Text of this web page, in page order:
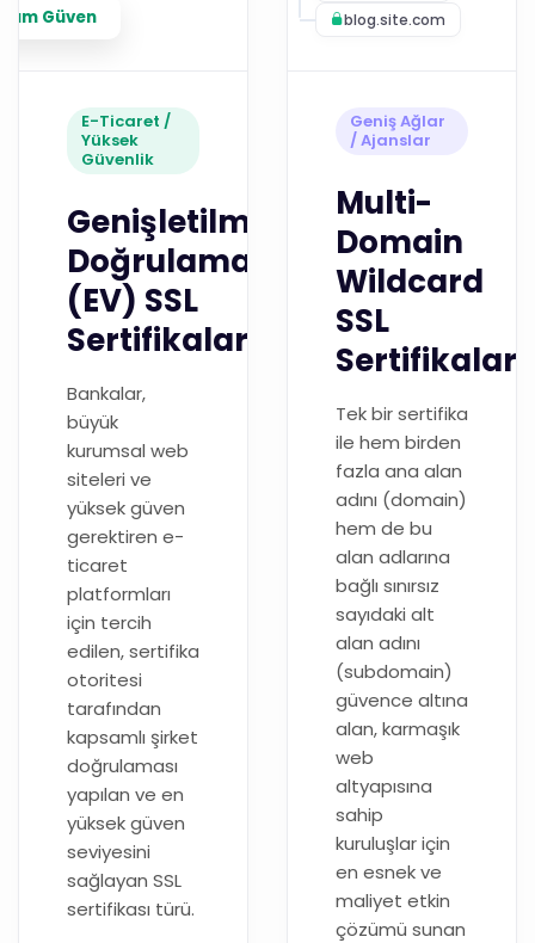
Güven
E-Ticaret /
Yüksek
Güvenlik
Genişletilmiş
Doğrulamalı
(EV) SSL
Sertifikaları
Bankalar,
büyük
kurumsal web
siteleri ve
yüksek güven
gerektiren e-
ticaret
platformları
için tercih
edilen, sertifika
otoritesi
tarafından
kapsamlı şirket
doğrulaması
yapılan ve en
yüksek güven
seviyesini
sağlayan SSL
sertifikası türü.
blog.site.com
Geniş Ağlar
/ Ajanslar
Multi-
Domain
Wildcard
SSL
Sertifikaları
Tek bir sertifika
ile hem birden
fazla ana alan
adını (domain)
hem de bu
alan adlarına
bağlı sınırsız
sayıdaki alt
alan adını
(subdomain)
güvence altına
alan, karmaşık
web
altyapısına
sahip
kuruluşlar için
en esnek ve
maliyet etkin
çözümü sunan